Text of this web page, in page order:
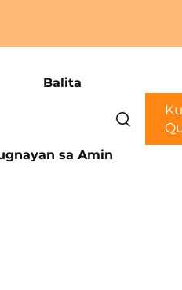
Balita
sa Amin